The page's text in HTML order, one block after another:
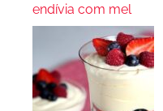
endívia com mel